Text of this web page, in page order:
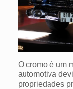
O cromo é um
automotiva
propriedades